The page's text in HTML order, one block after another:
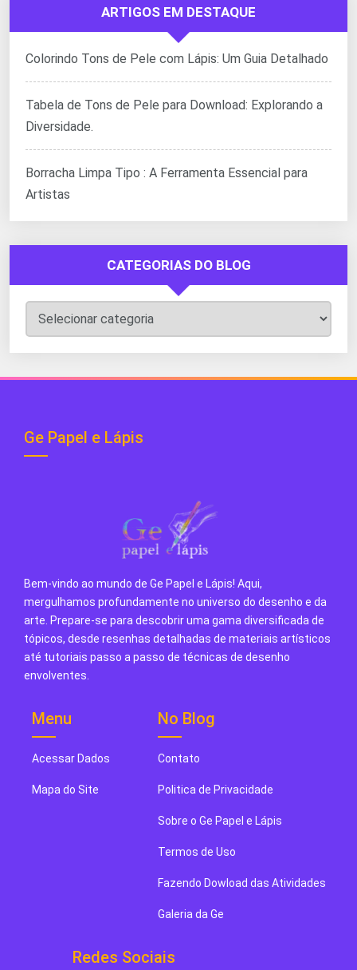
ARTIGOS EM DESTAQUE
Colorindo Tons de Pele com Lápis: Um Guia Detalhado
Tabela de Tons de Pele para Download: Explorando a
Diversidade.
Borracha Limpa Tipo : A Ferramenta Essencial para
Artistas
CATEGORIAS DO BLOG
Categorias
do
Blog
Ge Papel e Lápis
Bem-vindo ao mundo de Ge Papel e Lápis! Aqui,
mergulhamos profundamente no universo do desenho e da
arte. Prepare-se para descobrir uma gama diversificada de
tópicos, desde resenhas detalhadas de materiais artísticos
até tutoriais passo a passo de técnicas de desenho
envolventes.
Menu
Acessar Dados
Mapa do Site
No Blog
Contato
Politica de Privacidade
Sobre o Ge Papel e Lápis
Termos de Uso
Fazendo Dowload das Atividades
Galeria da Ge
Redes Sociais